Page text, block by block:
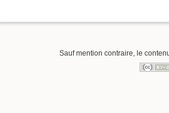
Sauf mention contraire, le